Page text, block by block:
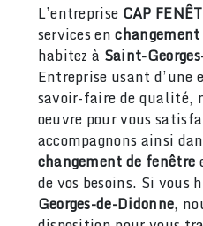
L’entreprise CAP
services en
habitez à Saint-
Entreprise usant d’une
savoir-faire de qualité,
oeuvre pour vous
accompagnons ainsi
changement de fenêtre
de vos besoins. Si vous
Georges-de-Didonne,